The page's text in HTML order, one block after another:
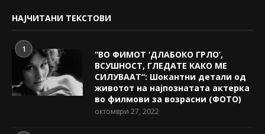
НАЈЧИТАНИ ТЕКСТОВИ
1
“ВО ФИМОТ ‘ДЛАБОКО ГРЛО’,
ВСУШНОСТ, ГЛЕДАТЕ КАКО МЕ
СИЛУВААТ“: Шокантни детали од
животот на најпознатата актерка
во филмови за возрасни (ФОТО)
октомври 27, 2022